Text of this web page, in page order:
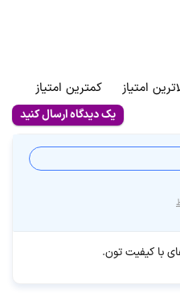
امتیاز کمترین امتیاز
یک دیدگاه ارسال کنید
با کیفیت تون.